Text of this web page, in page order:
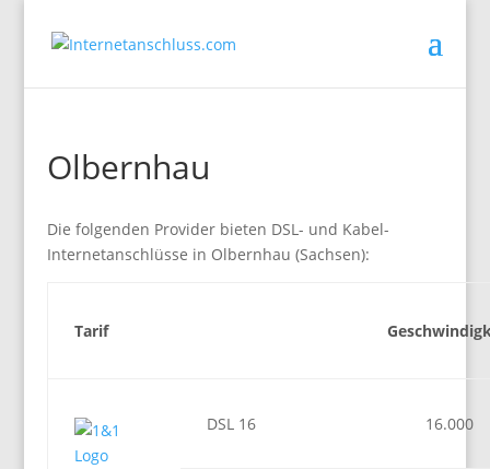
Olbernhau
Die folgenden Provider bieten DSL- und Kabel-
Internetanschlüsse in Olbernhau (Sachsen):
Tarif
DSL 16 16.000